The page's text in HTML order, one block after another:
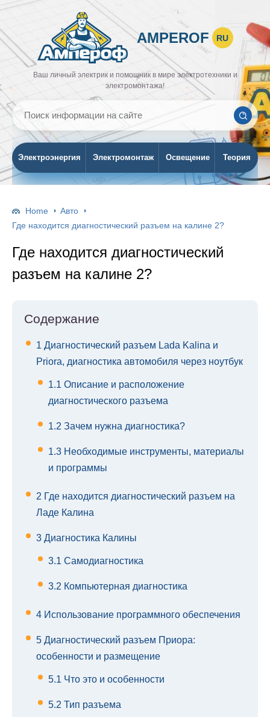
AMPEROF RU
Ваш личный электрик и помощник в мире электротехники и
электромонтажа!
Электроэнергия Электромонтаж Освещение Теория
Home
Авто
Где находится диагностический разъем на калине 2?
Где находится диагностический
разъем на калине 2?
Содержание
1 Диагностический разъем Lada Kalina и
Priora, диагностика автомобиля через ноутбук
1.1 Описание и расположение
диагностического разъема
1.2 Зачем нужна диагностика?
1.3 Необходимые инструменты, материалы
и программы
2 Где находится диагностический разъем на
Ладе Калина
3 Диагностика Калины
3.1 Самодиагностика
3.2 Компьютерная диагностика
4 Использование программного обеспечения
5 Диагностический разъем Приора:
особенности и размещение
5.1 Что это и особенности
5.2 Тип разъема